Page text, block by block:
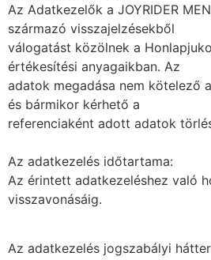
Az Adatkezelők a JOYRIDER
származó visszajelzésekből
válogatást közölnek a
értékesítési anyagaikban. Az
adatok megadása nem kötelező
és bármikor kérhető a
referenciaként adott adatok
Az adatkezelés időtartama:
Az érintett adatkezeléshez való
visszavonásáig.
Az adatkezelés jogszabályi